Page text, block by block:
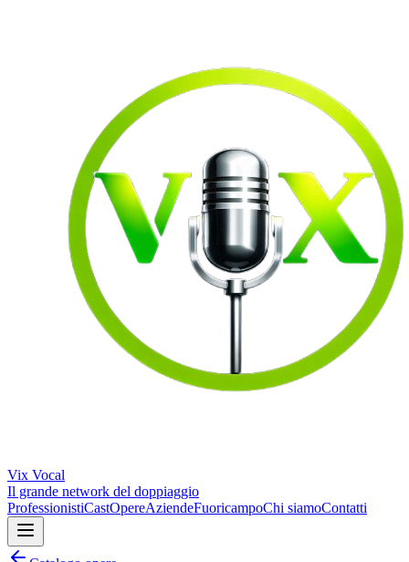
Vix Vocal
Il grande network del doppiaggio
ProfessionistiCastOpereAziendeFuoricampoChi siamoContatti